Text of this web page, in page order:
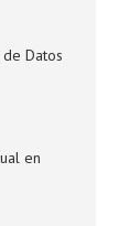
Datos
en